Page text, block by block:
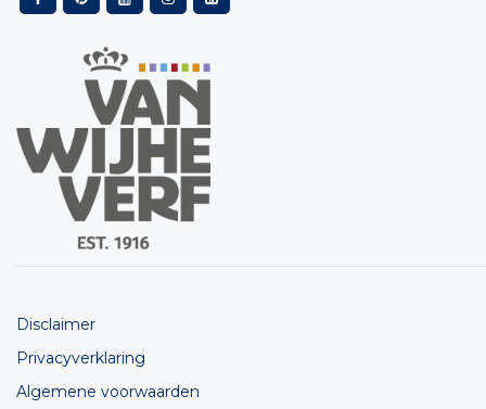
Disclaimer
Privacyverklaring
Algemene voorwaarden